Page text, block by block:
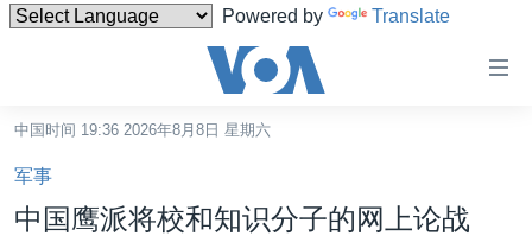
Powered by Translate
碍
链
接
中国时间 19:36 2026年8月8日 星期六
军事
中国鹰派将校和知识分子的网上论战